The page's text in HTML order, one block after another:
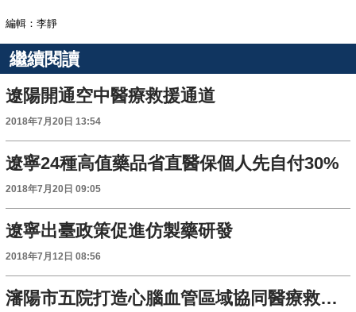
編輯：李靜
繼續閱讀
遼陽開通空中醫療救援通道
2018年7月20日 13:54
遼寧24種高值藥品省直醫保個人先自付30%
2018年7月20日 09:05
遼寧出臺政策促進仿製藥研發
2018年7月12日 08:56
瀋陽市五院打造心腦血管區域協同醫療救治體系